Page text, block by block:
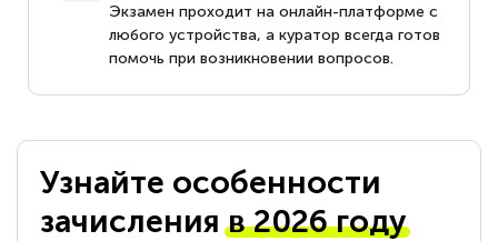
Экзамен проходит на онлайн-платформе с
любого устройства, а куратор всегда готов
помочь при возникновении вопросов.
Узнайте особенности
зачисленияв 2026 году